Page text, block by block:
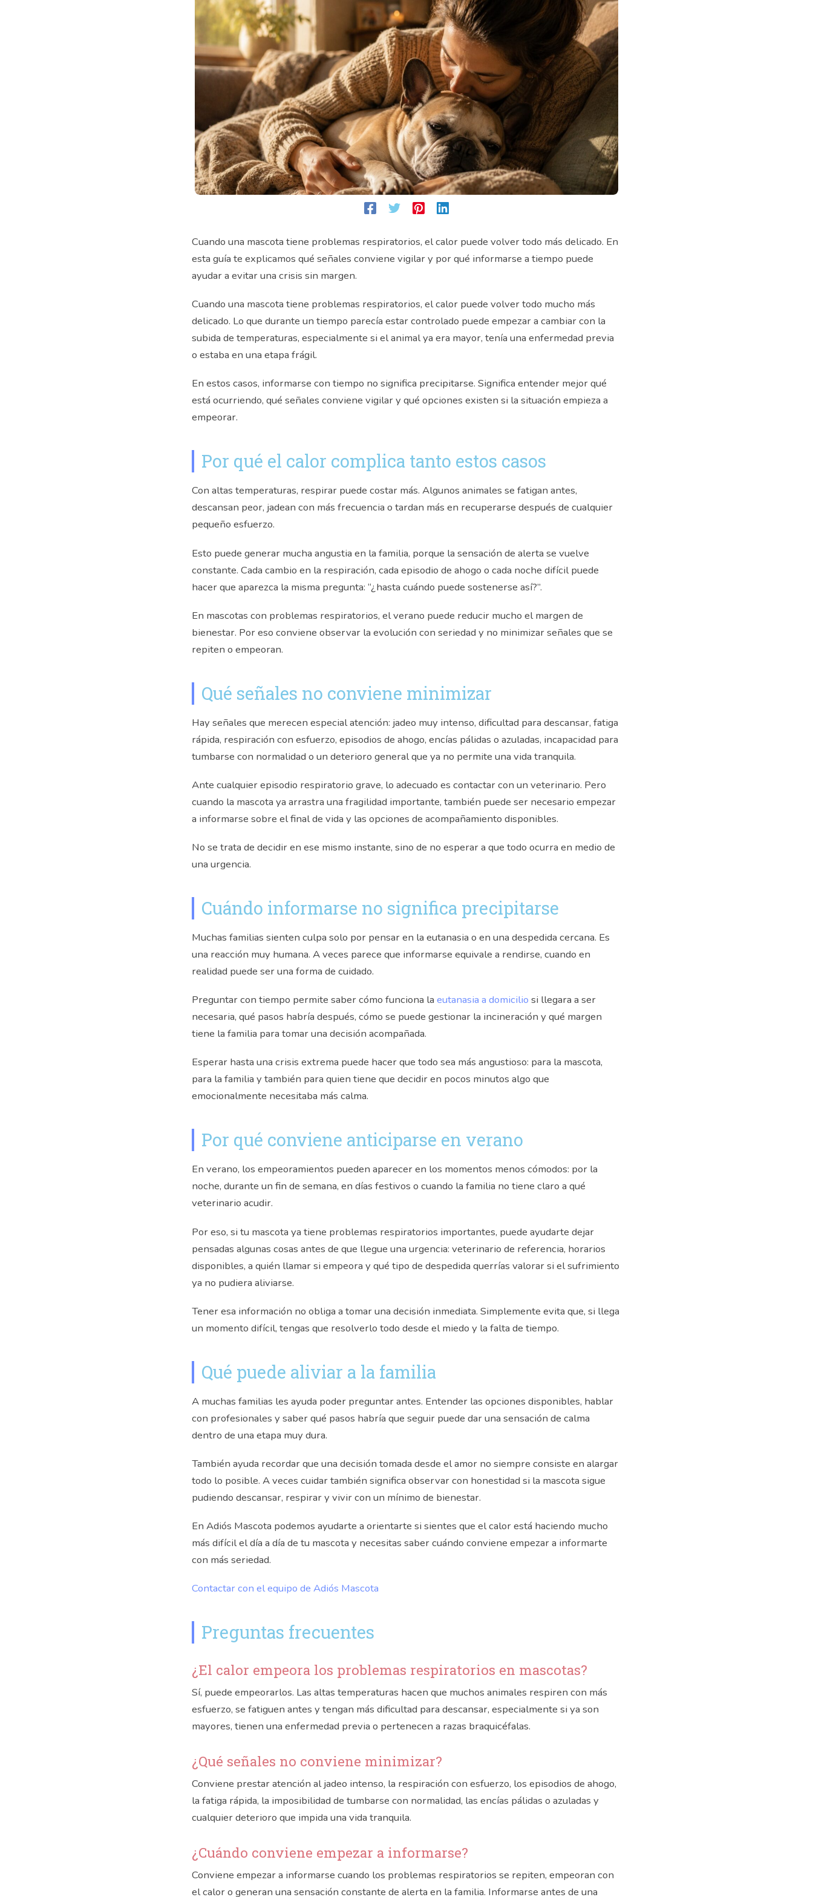
Cuando una mascota tiene problemas respiratorios, el calor puede volver todo más delicado. En
esta guía te explicamos qué señales conviene vigilar y por qué informarse a tiempo puede
ayudar a evitar una crisis sin margen.
Cuando una mascota tiene problemas respiratorios, el calor puede volver todo mucho más
delicado. Lo que durante un tiempo parecía estar controlado puede empezar a cambiar con la
subida de temperaturas, especialmente si el animal ya era mayor, tenía una enfermedad previa
o estaba en una etapa frágil.
En estos casos, informarse con tiempo no significa precipitarse. Significa entender mejor qué
está ocurriendo, qué señales conviene vigilar y qué opciones existen si la situación empieza a
empeorar.
Por qué el calor complica tanto estos casos
Con altas temperaturas, respirar puede costar más. Algunos animales se fatigan antes,
descansan peor, jadean con más frecuencia o tardan más en recuperarse después de cualquier
pequeño esfuerzo.
Esto puede generar mucha angustia en la familia, porque la sensación de alerta se vuelve
constante. Cada cambio en la respiración, cada episodio de ahogo o cada noche difícil puede
hacer que aparezca la misma pregunta: “¿hasta cuándo puede sostenerse así?”.
En mascotas con problemas respiratorios, el verano puede reducir mucho el margen de
bienestar. Por eso conviene observar la evolución con seriedad y no minimizar señales que se
repiten o empeoran.
Qué señales no conviene minimizar
Hay señales que merecen especial atención: jadeo muy intenso, dificultad para descansar, fatiga
rápida, respiración con esfuerzo, episodios de ahogo, encías pálidas o azuladas, incapacidad para
tumbarse con normalidad o un deterioro general que ya no permite una vida tranquila.
Ante cualquier episodio respiratorio grave, lo adecuado es contactar con un veterinario. Pero
cuando la mascota ya arrastra una fragilidad importante, también puede ser necesario empezar
a informarse sobre el final de vida y las opciones de acompañamiento disponibles.
No se trata de decidir en ese mismo instante, sino de no esperar a que todo ocurra en medio de
una urgencia.
Cuándo informarse no significa precipitarse
Muchas familias sienten culpa solo por pensar en la eutanasia o en una despedida cercana. Es
una reacción muy humana. A veces parece que informarse equivale a rendirse, cuando en
realidad puede ser una forma de cuidado.
Preguntar con tiempo permite saber cómo funciona la eutanasia a domicilio si llegara a ser
necesaria, qué pasos habría después, cómo se puede gestionar la incineración y qué margen
tiene la familia para tomar una decisión acompañada.
Esperar hasta una crisis extrema puede hacer que todo sea más angustioso: para la mascota,
para la familia y también para quien tiene que decidir en pocos minutos algo que
emocionalmente necesitaba más calma.
Por qué conviene anticiparse en verano
En verano, los empeoramientos pueden aparecer en los momentos menos cómodos: por la
noche, durante un fin de semana, en días festivos o cuando la familia no tiene claro a qué
veterinario acudir.
Por eso, si tu mascota ya tiene problemas respiratorios importantes, puede ayudarte dejar
pensadas algunas cosas antes de que llegue una urgencia: veterinario de referencia, horarios
disponibles, a quién llamar si empeora y qué tipo de despedida querrías valorar si el sufrimiento
ya no pudiera aliviarse.
Tener esa información no obliga a tomar una decisión inmediata. Simplemente evita que, si llega
un momento difícil, tengas que resolverlo todo desde el miedo y la falta de tiempo.
Qué puede aliviar a la familia
A muchas familias les ayuda poder preguntar antes. Entender las opciones disponibles, hablar
con profesionales y saber qué pasos habría que seguir puede dar una sensación de calma
dentro de una etapa muy dura.
También ayuda recordar que una decisión tomada desde el amor no siempre consiste en alargar
todo lo posible. A veces cuidar también significa observar con honestidad si la mascota sigue
pudiendo descansar, respirar y vivir con un mínimo de bienestar.
En Adiós Mascota podemos ayudarte a orientarte si sientes que el calor está haciendo mucho
más difícil el día a día de tu mascota y necesitas saber cuándo conviene empezar a informarte
con más seriedad.
Contactar con el equipo de Adiós Mascota
Preguntas frecuentes
¿El calor empeora los problemas respiratorios en mascotas?
Sí, puede empeorarlos. Las altas temperaturas hacen que muchos animales respiren con más
esfuerzo, se fatiguen antes y tengan más dificultad para descansar, especialmente si ya son
mayores, tienen una enfermedad previa o pertenecen a razas braquicéfalas.
¿Qué señales no conviene minimizar?
Conviene prestar atención al jadeo intenso, la respiración con esfuerzo, los episodios de ahogo,
la fatiga rápida, la imposibilidad de tumbarse con normalidad, las encías pálidas o azuladas y
cualquier deterioro que impida una vida tranquila.
¿Cuándo conviene empezar a informarse?
Conviene empezar a informarse cuando los problemas respiratorios se repiten, empeoran con
el calor o generan una sensación constante de alerta en la familia. Informarse antes de una